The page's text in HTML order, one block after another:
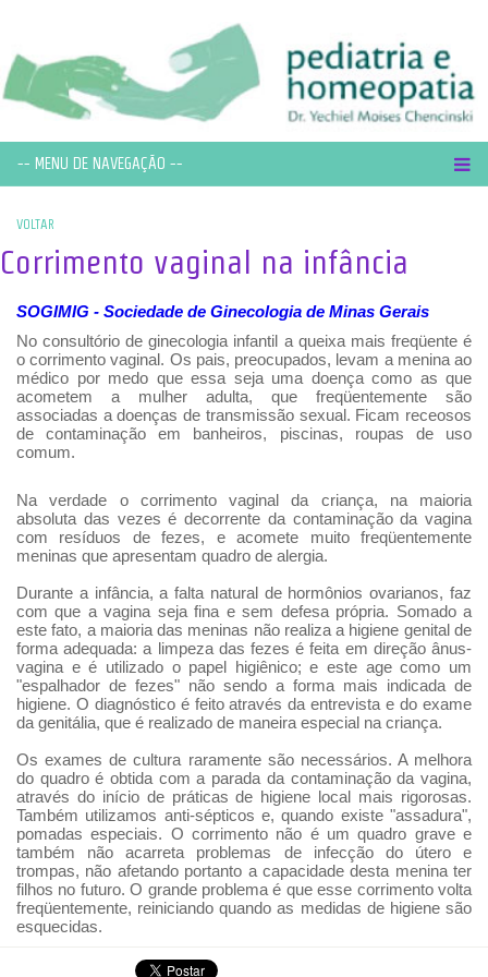
-- MENU DE NAVEGAÇÃO --
VOLTAR
Corrimento vaginal na infância
SOGIMIG - Sociedade de Ginecologia de Minas Gerais
No consultório de ginecologia infantil a queixa mais freqüente é
o corrimento vaginal. Os pais, preocupados, levam a menina ao
médico por medo que essa seja uma doença como as que
acometem a mulher adulta, que freqüentemente são
associadas a doenças de transmissão sexual. Ficam receosos
de contaminação em banheiros, piscinas, roupas de uso
comum.
Na verdade o corrimento vaginal da criança, na maioria
absoluta das vezes é decorrente da contaminação da vagina
com resíduos de fezes, e acomete muito freqüentemente
meninas que apresentam quadro de alergia.
Durante a infância, a falta natural de hormônios ovarianos, faz
com que a vagina seja fina e sem defesa própria. Somado a
este fato, a maioria das meninas não realiza a higiene genital de
forma adequada: a limpeza das fezes é feita em direção ânus-
vagina e é utilizado o papel higiênico; e este age como um
"espalhador de fezes" não sendo a forma mais indicada de
higiene. O diagnóstico é feito através da entrevista e do exame
da genitália, que é realizado de maneira especial na criança.
Os exames de cultura raramente são necessários. A melhora
do quadro é obtida com a parada da contaminação da vagina,
através do início de práticas de higiene local mais rigorosas.
Também utilizamos anti-sépticos e, quando existe "assadura",
pomadas especiais. O corrimento não é um quadro grave e
também não acarreta problemas de infecção do útero e
trompas, não afetando portanto a capacidade desta menina ter
filhos no futuro. O grande problema é que esse corrimento volta
freqüentemente, reiniciando quando as medidas de higiene são
esquecidas.